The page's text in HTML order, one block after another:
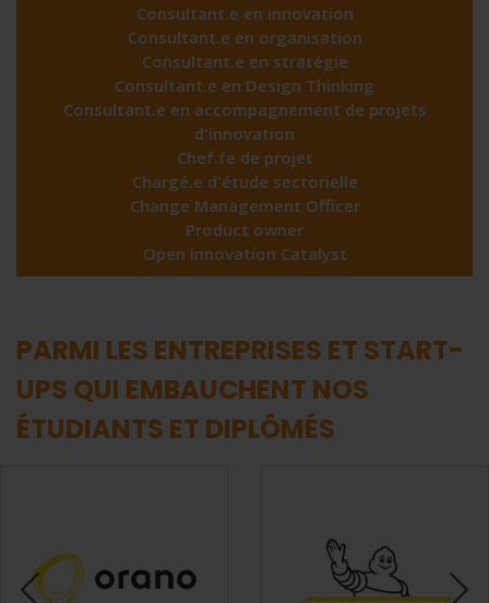
Consultant.e en innovation
Consultant.e en organisation
Consultant.e en stratégie
Consultant.e en Design Thinking
Consultant.e en accompagnement de projets
d'innovation
Chef.fe de projet
Chargé.e d'étude sectorielle
Change Management Officer
Product owner
Open Innovation Catalyst
PARMI LES ENTREPRISES ET START-
UPS QUI EMBAUCHENT NOS
ÉTUDIANTS ET DIPLÔMÉS